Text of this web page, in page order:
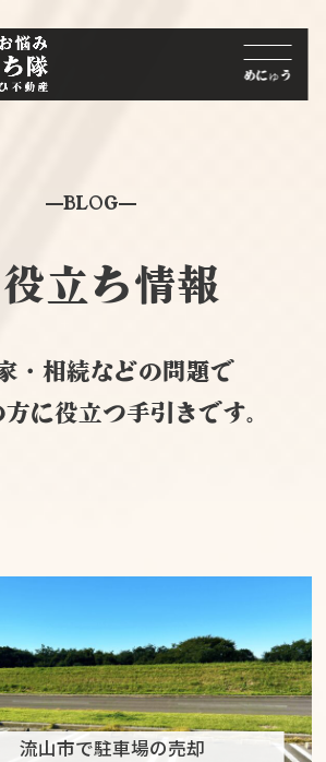
BLOG
立ち情報
・相続などの問題で
に役立つ手引きです。
流山市で駐車場の売却